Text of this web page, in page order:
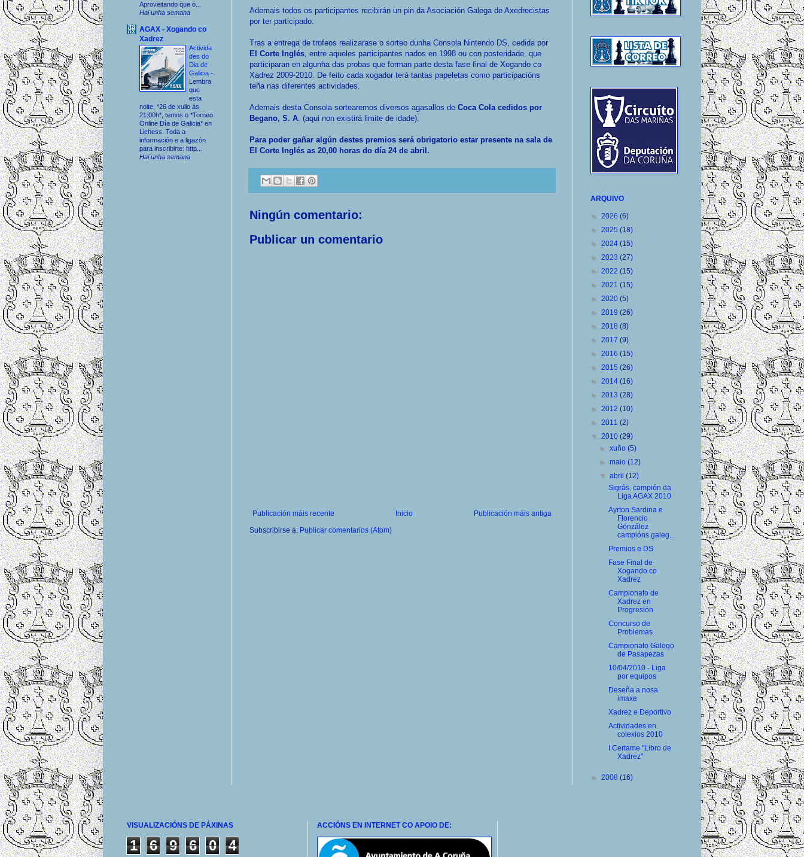
Ademais todos os participantes recibirán un pin da Asociación Galega de Axedrecistas
por ter participado.
Tras a entrega de trofeos realizarase o sorteo dunha Consola Nintendo DS, cedida por
El Corte Inglés, entre aqueles participantes nados en 1998 ou con posteridade, que
participaran en algunha das probas que forman parte desta fase final de Xogando co
Xadrez 2009-2010. De feito cada xogador terá tantas papeletas como participacións
teña nas diferentes actividades.
Ademais desta Consola sortearemos diversos agasallos de Coca Cola cedidos por
Begano, S. A. (aqui non existirá limite de idade).
Para poder gañar algún destes premios será obrigatorio estar presente na sala de
El Corte Inglés as 20,00 horas do día 24 de abril.
Ningún comentario:
Publicar un comentario
Publicación máis recente Publicación máis antiga
Inicio
Subscribirse a: Publicar comentarios (Atom)
Aproveitando que o...
Hai unha semana
AGAX - Xogando co
Xadrez
Activida
des do
Dia de
Galicia -
Lembra
que
esta
noite, *26 de xullo ás
21:00h*, temos o *Torneo
Online Día de Galicia* en
Lichess. Toda a
información e a ligazón
para inscribirte: http...
Hai unha semana
ARQUIVO
► 2026 (6)
► 2025 (18)
► 2024 (15)
► 2023 (27)
► 2022 (15)
► 2021 (15)
► 2020 (5)
► 2019 (26)
► 2018 (8)
► 2017 (9)
► 2016 (15)
► 2015 (26)
► 2014 (16)
► 2013 (28)
► 2012 (10)
► 2011 (2)
▼ 2010 (29)
►xuño(5)
►maio(12)
▼abril(12)
Sigrás, campión da
Liga AGAX 2010
Ayrton Sardina e
Florencio
González
campións galeg...
Premios e DS
Fase Final de
Xogando co
Xadrez
Campionato de
Xadrez en
Progresión
Concurso de
Problemas
Campionato Galego
de Pasapezas
10/04/2010 - Liga
por equipos
Deseña a nosa
imaxe
Xadrez e Deportivo
Actividades en
colexios 2010
I Certame "Libro de
Xadrez"
► 2008 (16)
VISUALIZACIÓNS DE PÁXINAS
1 6 9 6 0 4
ACCIÓNS EN INTERNET CO APOIO DE: